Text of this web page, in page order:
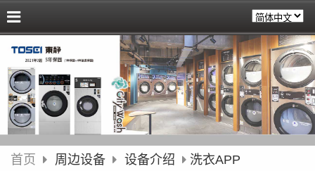
首页 周边设备 设备介绍 洗衣APP